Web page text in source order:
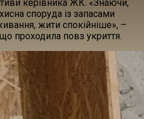
керівника ЖК. «Знаючи,
споруда із запасами
жити спокійніше», –
проходила повз укриття.